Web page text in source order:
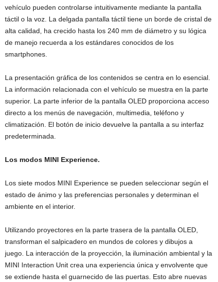
vehículo pueden controlarse intuitivamente mediante la pantalla
táctil o la voz. La delgada pantalla táctil tiene un borde de cristal de
alta calidad, ha crecido hasta los 240 mm de diámetro y su lógica
de manejo recuerda a los estándares conocidos de los
smartphones.
La presentación gráfica de los contenidos se centra en lo esencial.
La información relacionada con el vehículo se muestra en la parte
superior. La parte inferior de la pantalla OLED proporciona acceso
directo a los menús de navegación, multimedia, teléfono y
climatización. El botón de inicio devuelve la pantalla a su interfaz
predeterminada.
Los modos MINI Experience.
Los siete modos MINI Experience se pueden seleccionar según el
estado de ánimo y las preferencias personales y determinan el
ambiente en el interior.
Utilizando proyectores en la parte trasera de la pantalla OLED,
transforman el salpicadero en mundos de colores y dibujos a
juego. La interacción de la proyección, la iluminación ambiental y la
MINI Interaction Unit crea una experiencia única y envolvente que
se extiende hasta el guarnecido de las puertas. Esto abre nuevas